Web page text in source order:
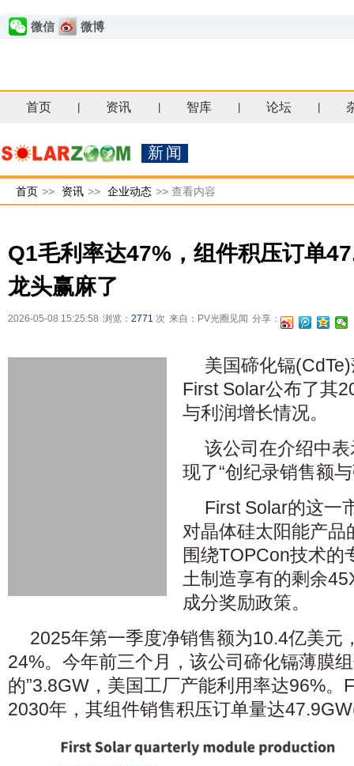
微信 微博
首页 资讯 智库 论坛
新闻
首页 >> 资讯 >> 企业动态 >> 查看内容
Q1毛利率达47%，组件积压订单
龙头赢麻了
2026-05-08 15:25:58 浏览： 2771 次 来自：PV光圈见闻 分享：
美国碲化镉
First Solar公布了其
与利润增长情况。
该公司在介绍中
现了“创纪录销售额
First Solar的这一
对晶体硅太阳能产品
围绕TOPCon技术的
土制造享有的剩余
成分奖励政策。
2025年第一季度净销售额为10.4亿美元
24%。今年前三个月，该公司碲化镉薄膜
的”3.8GW，美国工厂产能利用率达96%。
2030年，其组件销售积压订单量达